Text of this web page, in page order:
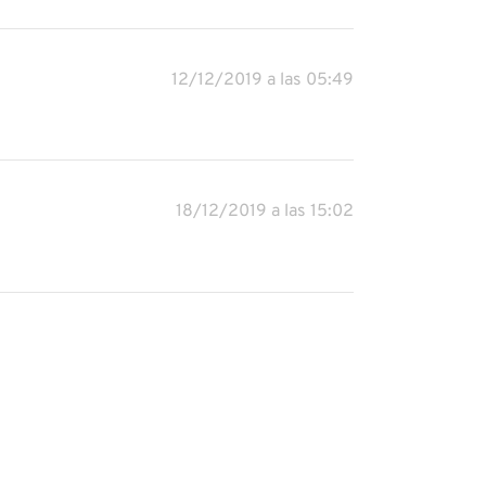
12/12/2019 a las 05:49
18/12/2019 a las 15:02